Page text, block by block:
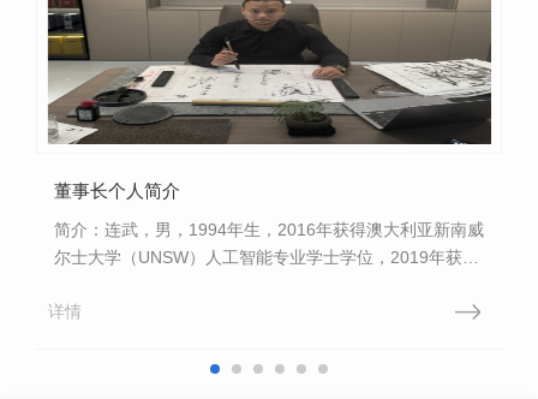
董事长个人简介
简介：连武，男，1994年生，2016年获得澳大利亚新南威
尔士大学（UNSW）人工智能专业学士学位，2019年获得
陕西 采矿装备制造有限公司总...
详情